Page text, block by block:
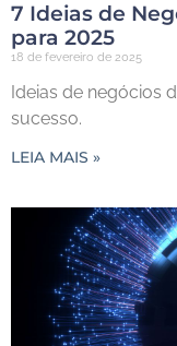
7 Ideias de
para 2025
18 de fevereiro de 2025
Ideias de negócios
sucesso.
LEIA MAIS »